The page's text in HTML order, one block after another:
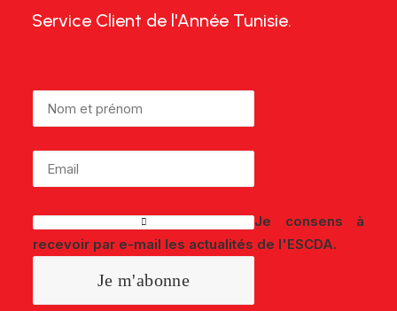
Service Client de l'Année Tunisie.
Je consens à
recevoir par e-mail les actualités de l'ESCDA.